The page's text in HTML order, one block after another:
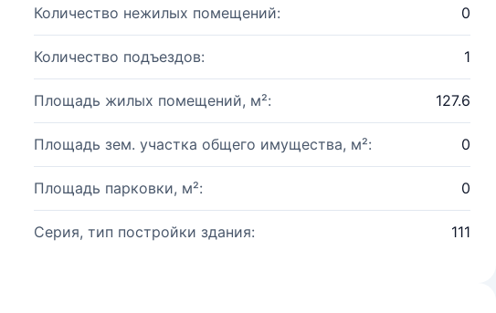
Количество нежилых помещений: 0
Количество подъездов: 1
Площадь жилых помещений, м²: 127.6
Площадь зем. участка общего имущества, м²: 0
Площадь парковки, м²: 0
Серия, тип постройки здания: 111